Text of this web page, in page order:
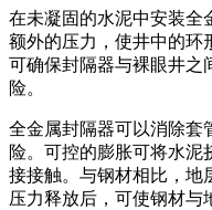
在未凝固的水泥中安装全
额外的压力，使井中的环
可确保封隔器与裸眼井之
险。
全金属封隔器可以消除套
险。可控的膨胀可将水泥
接接触。与钢材相比，地
压力释放后，可使钢材与